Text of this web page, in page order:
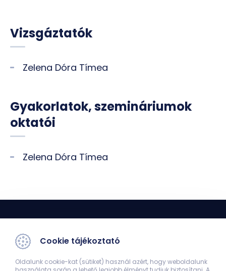
Vizsgáztatók
Zelena Dóra Tímea
Gyakorlatok, szemináriumok
oktatói
Zelena Dóra Tímea
Cookie tájékoztató
Oldalunk cookie-kat (sütiket) használ azért, hogy weboldalunk